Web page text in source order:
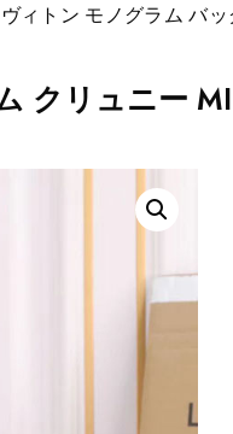
ィトン モノグラム バッ
クリュニー